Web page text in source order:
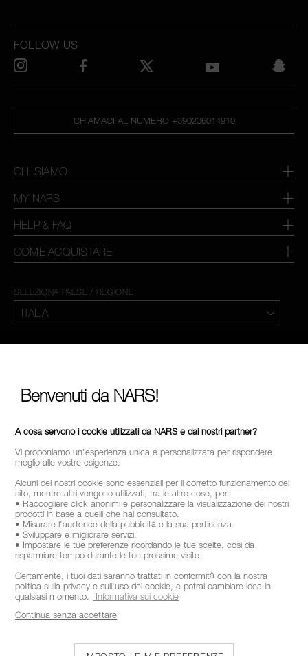
CHIAMACI AL NUMERO +390236014910
CHI SIAMO
MY NARS
HELP & FAQ
COME ACQUISTARE
FOLLOW US
SELEZIONA PAESE / REGIONE
Benvenuti da NARS!
A cosa servono i cookie utilizzati da NARS e dai nostri partner?
Vi proponiamo un'esperienza unica e personalizzata per rispondere
meglio alle vostre esigenze.
Alcuni dei nostri cookie sono essenziali per il corretto funzionamento del
sito, mentre altri vengono utilizzati, tra le altre cose, per:
• Raccogliere click anonimi e personalizzare la visualizzazione dei nostri
prodotti in base a quelli che hai consultato.
• Misurare l'audience della pubblicità e la sua pertinenza.
• Sviluppare e migliorare servizi.
• Impostare le tue preferenze ricordando le tue scelte, così da
risparmiare tempo durante le tue prossime visite.
Certamente, i tuoi dati saranno trattati in conformità con la nostra
politica sulla privacy e sull'uso dei cookie, e potrai cambiare idea in
qualsiasi momento.
Informativa sui cookie
Continua senza accettare